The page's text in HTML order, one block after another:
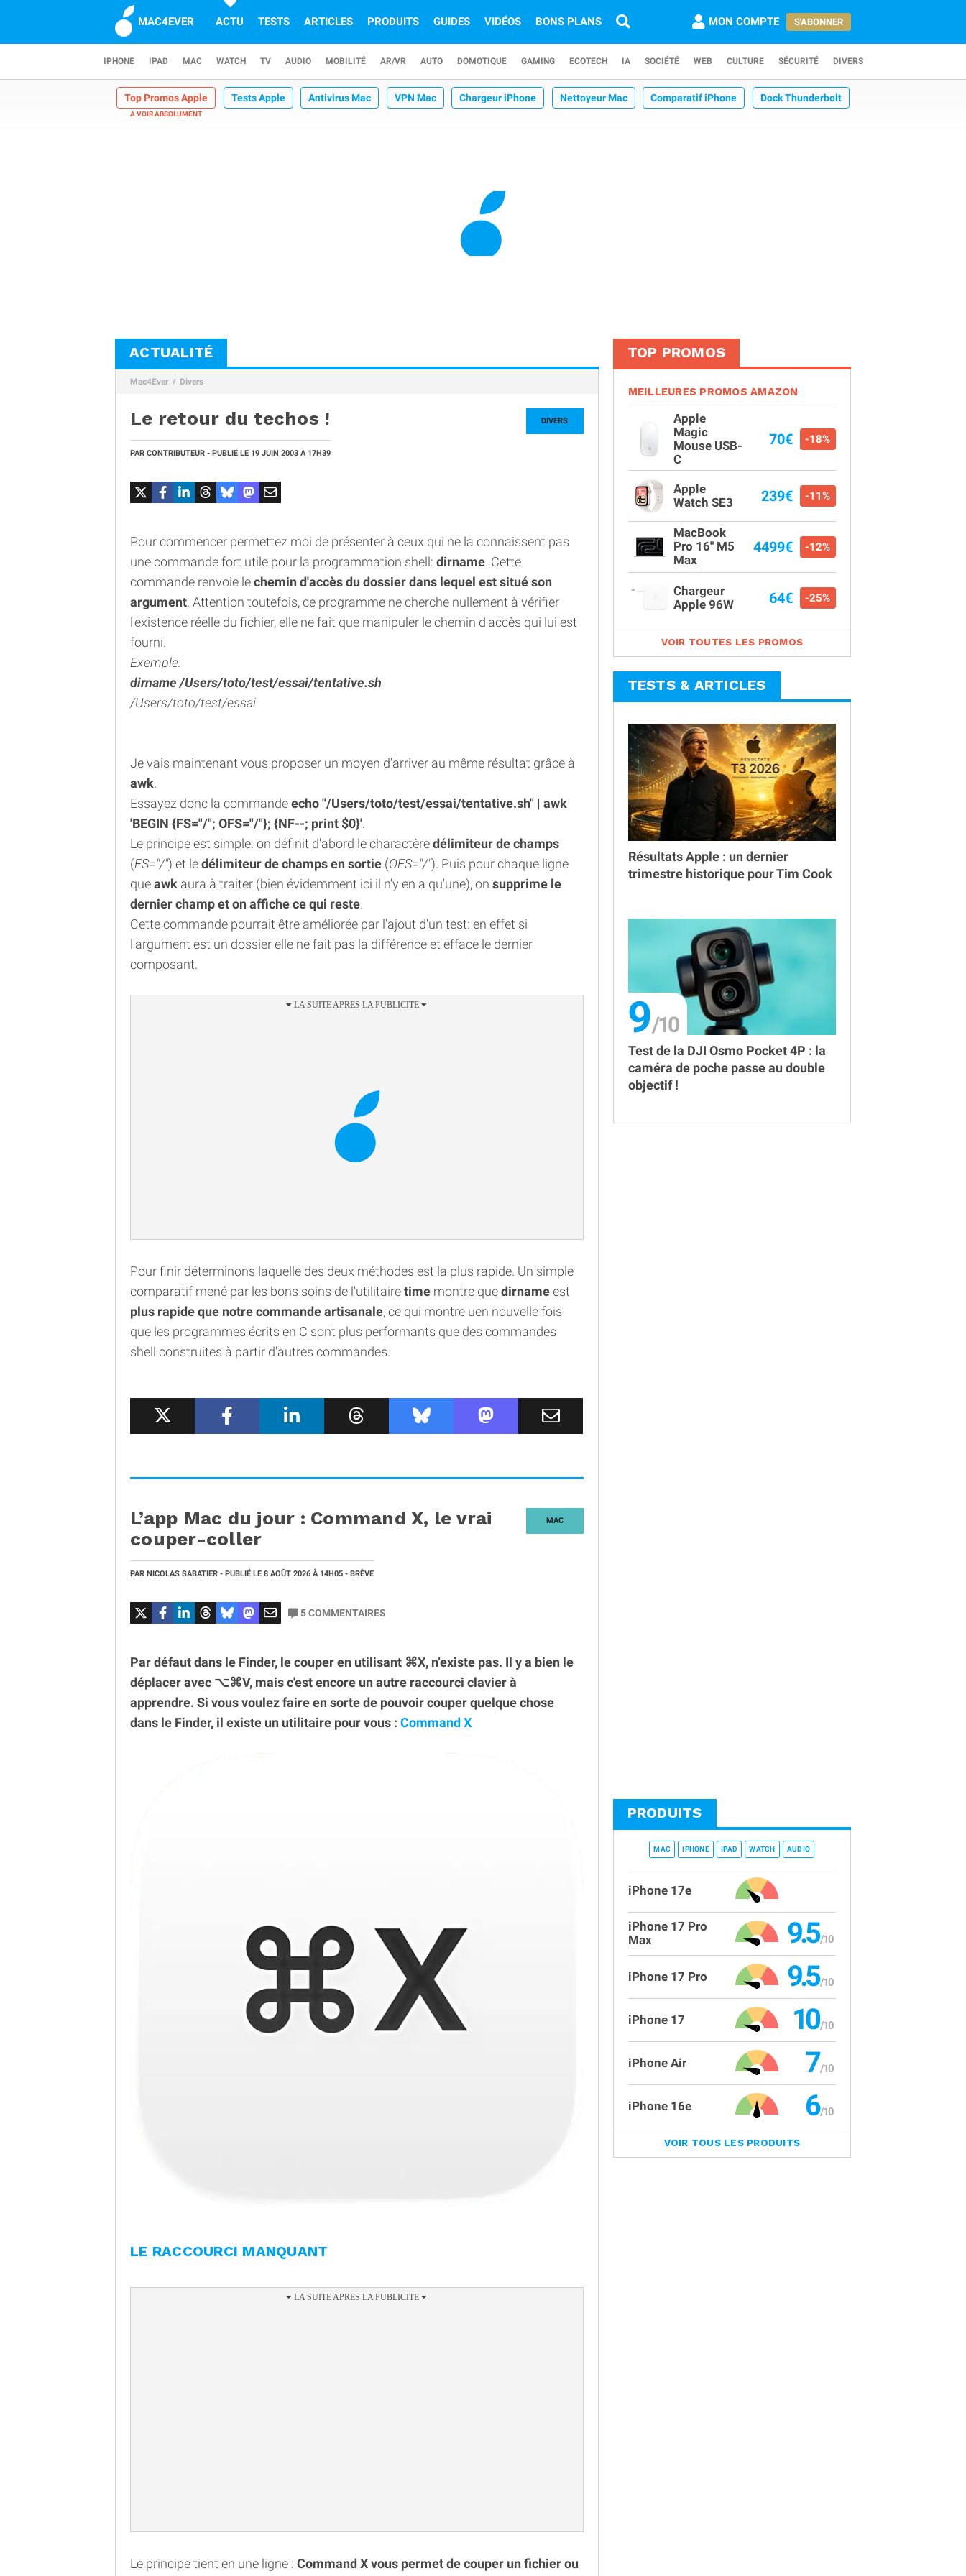
MAC4EVER ACTU TESTS ARTICLES PRODUITS GUIDES VIDÉOS BONS PLANS MON COMPTE S'ABONNER
IPHONE IPAD MAC WATCH TV AUDIO MOBILITÉ AR/VR AUTO DOMOTIQUE GAMING ECOTECH IA SOCIÉTÉ WEB CULTURE SÉCURITÉ DIVERS
Top Promos Apple Tests Apple Antivirus Mac VPN Mac Chargeur iPhone Nettoyeur Mac Comparatif iPhone Dock Thunderbolt
ACTUALITÉ
Mac4Ever Divers
DIVERS
Le retour du techos !
PAR CONTRIBUTEUR - PUBLIÉ LE 19 JUIN 2003 À 17H39
Pour commencer permettez moi de présenter à ceux qui ne la connaissent pas
une commande fort utile pour la programmation shell: dirname. Cette
commande renvoie lechemin d'accès du dossier dans lequel est situé son
argument. Attention toutefois, ce programme ne cherche nullement à vérifier
l'existence réelle du fichier, elle ne fait que manipuler le chemin d'accès qui lui est
fourni.
Exemple:
dirname /Users/toto/test/essai/tentative.sh
/Users/toto/test/essai
Je vais maintenant vous proposer un moyen d'arriver au même résultat grâce à
awk.
Essayez donc la commandeecho "/Users/toto/test/essai/tentative.sh" | awk
'BEGIN {FS="/"; OFS="/"}; {NF--; print $0}'.
Le principe est simple: on définit d'abord le charactèredélimiteur de champs
(FS="/") et ledélimiteur de champs en sortie (OFS="/"). Puis pour chaque ligne
queawk aura à traiter (bien évidemment ici il n'y en a qu'une), on supprime le
dernier champ et on affiche ce qui reste.
Cette commande pourrait être améliorée par l'ajout d'un test: en effet si
l'argument est un dossier elle ne fait pas la différence et efface le dernier
composant.
Pour finir déterminons laquelle des deux méthodes est la plus rapide. Un simple
comparatif mené par les bons soins de l'utilitairetime montre quedirnameest
plus rapide que notre commande artisanale, ce qui montre uen nouvelle fois
que les programmes écrits en C sont plus performants que des commandes
shell construites à partir d'autres commandes.
MAC
L’app Mac du jour : Command X, le vrai
couper-coller
PAR NICOLAS SABATIER - PUBLIÉ LE 8 AOÛT 2026 À 14H05 - BRÈVE
5COMMENTAIRES
Par défaut dans le Finder, le couper en utilisant ⌘X, n’existe pas. Il y a bien le
déplacer avec ⌥⌘V, mais c'est encore un autre raccourci clavier à
apprendre. Si vous voulez faire en sorte de pouvoir couper quelque chose
dans le Finder, il existe un utilitaire pour vous : Command X
LE RACCOURCI MANQUANT
Le principe tient en une ligne : Command X vous permet de couper un fichier ou
TOP PROMOS
MEILLEURES PROMOS AMAZON
Apple
Magic
Mouse USB-
C
70€ -18%
Apple
Watch SE3
239€ -11%
MacBook
Pro 16" M5
Max
4499€ -12%
Chargeur
Apple 96W
64€ -25%
VOIR TOUTES LES PROMOS
TESTS & ARTICLES
Résultats Apple : un dernier
trimestre historique pour Tim Cook
9
Test de la DJI Osmo Pocket 4P : la
caméra de poche passe au double
objectif !
PRODUITS
MAC IPHONE IPAD WATCH AUDIO
iPhone 17e
iPhone 17 Pro
Max
9.5
iPhone 17 Pro 9.5
iPhone 17 10
iPhone Air 7
iPhone 16e 6
VOIR TOUS LES PRODUITS